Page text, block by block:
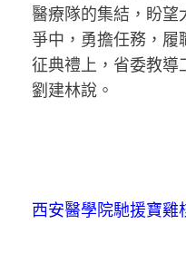
醫療隊的集結，盼望
爭中，勇擔任務，履
征典禮上，省委教導
劉建林說。
西安醫學院馳援寶雞